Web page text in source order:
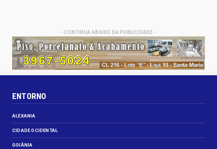
- CONTINUA ABAIXO DA PUBLICIDADE -
ENTORNO
ALEXANIA
CIDADE OCIDENTAL
GOIÂNIA